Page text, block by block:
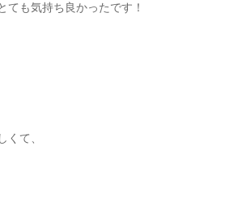
も気持ち良かったです！
て、